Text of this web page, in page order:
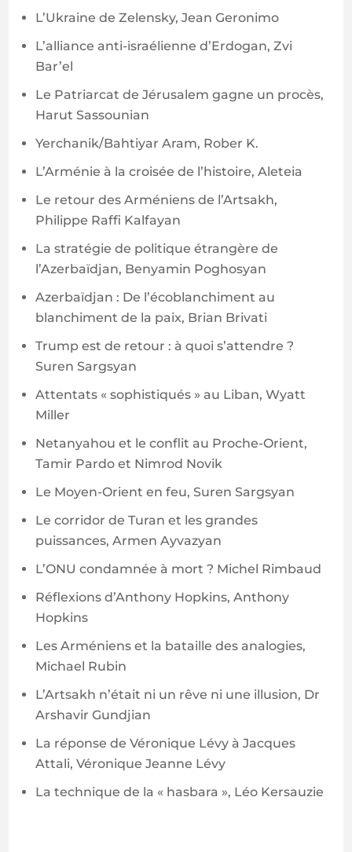
L’Ukraine de Zelensky, Jean Geronimo
L’alliance anti-israélienne d’Erdogan, Zvi
Bar’el
Le Patriarcat de Jérusalem gagne un procès,
Harut Sassounian
Yerchanik/Bahtiyar Aram, Rober K.
L’Arménie à la croisée de l’histoire, Aleteia
Le retour des Arméniens de l’Artsakh,
Philippe Raffi Kalfayan
La stratégie de politique étrangère de
l’Azerbaïdjan, Benyamin Poghosyan
Azerbaïdjan : De l’écoblanchiment au
blanchiment de la paix, Brian Brivati
Trump est de retour : à quoi s’attendre ?
Suren Sargsyan
Attentats « sophistiqués » au Liban, Wyatt
Miller
Netanyahou et le conflit au Proche-Orient,
Tamir Pardo et Nimrod Novik
Le Moyen-Orient en feu, Suren Sargsyan
Le corridor de Turan et les grandes
puissances, Armen Ayvazyan
L’ONU condamnée à mort ? Michel Rimbaud
Réflexions d’Anthony Hopkins, Anthony
Hopkins
Les Arméniens et la bataille des analogies,
Michael Rubin
L’Artsakh n’était ni un rêve ni une illusion, Dr
Arshavir Gundjian
La réponse de Véronique Lévy à Jacques
Attali, Véronique Jeanne Lévy
La technique de la « hasbara », Léo Kersauzie